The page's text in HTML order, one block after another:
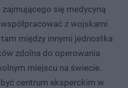
się medycyną
z wojskami
między innymi jednostka
zdolna do operowania
miejscu na świecie.
centrum eksperckim w